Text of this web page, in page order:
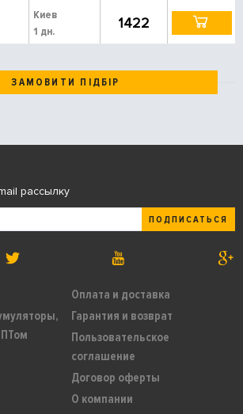
Киев
1 дн.
1422
ЗАМОВИТИ ПІДБІР
Оплата и доставка
Гарантия и возврат
Пользовательское
соглашение
Договор оферты
О компании
рассылку
ПОДПИСАТЬСЯ